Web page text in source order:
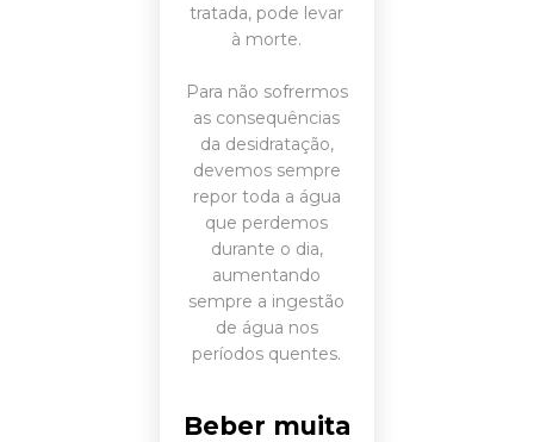
tratada, pode levar
à morte.
Para não sofrermos
as consequências
da desidratação,
devemos sempre
repor toda a água
que perdemos
durante o dia,
aumentando
sempre a ingestão
de água nos
períodos quentes.
Beber muita